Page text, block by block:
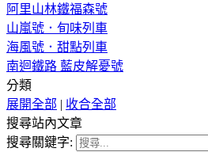
阿里山林鐵福森號
山嵐號．旬味列車
海風號．甜點列車
南迴鐵路 藍皮解憂號
分類
展開全部 | 收合全部
搜尋站內文章
搜尋關鍵字: